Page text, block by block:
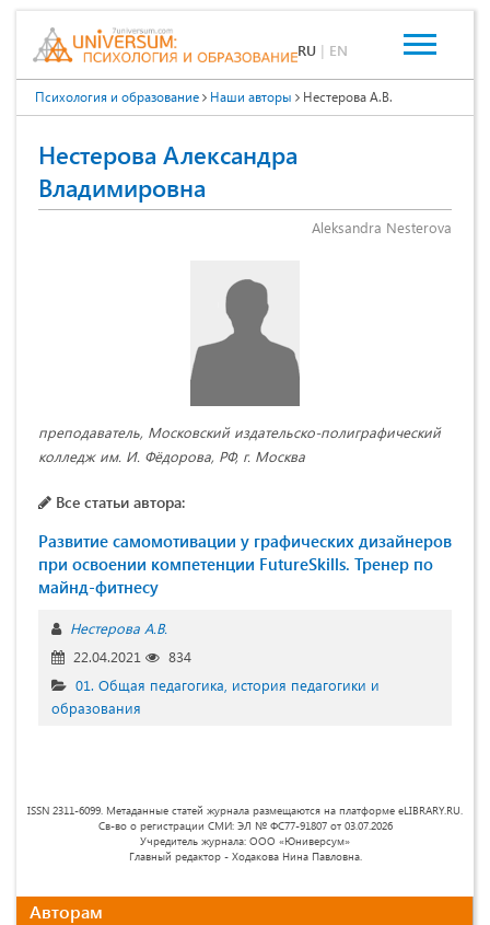
RU | EN
Психология и образование Наши авторы Нестерова А.В.
Нестерова Александра
Владимировна
Aleksandra Nesterova
преподаватель, Московский издательско-полиграфический
колледж им. И. Фёдорова, РФ, г. Москва
Все статьи автора:
Развитие самомотивации у графических дизайнеров
при освоении компетенции FutureSkills. Тренер по
майнд-фитнесу
Нестерова А.В.
22.04.2021
834
01. Общая педагогика, история педагогики и
образования
ISSN 2311-6099. Метаданные статей журнала размещаются на платформе eLIBRARY.RU.
Св-во о регистрации СМИ: ЭЛ № ФС77-91807 от 03.07.2026
Учредитель журнала: ООО «Юниверсум»
Главный редактор - Ходакова Нина Павловна.
Авторам